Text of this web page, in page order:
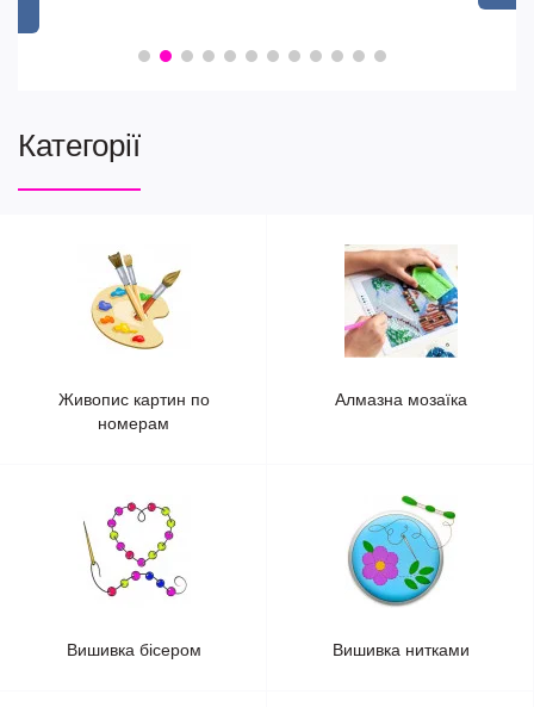
Категорії
Живопис картин по
номерам
Алмазна мозаїка
Вишивка бісером Вишивка нитками